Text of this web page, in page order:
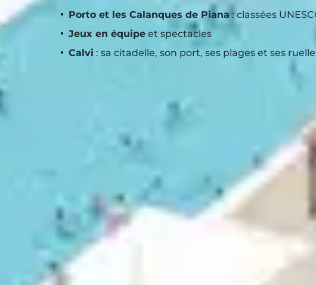
Porto et les Calanques de Piana : classées
Jeux en équipe et spectacles
Calvi : sa citadelle, son port, ses plages et ses
EXPLORER LES
VILLAGES DE
BALAGNE
À quelques kilomètres, partez sur la route des
des villages typiques comme